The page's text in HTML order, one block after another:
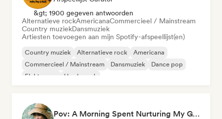
&gt; 1900 gegeven antwoorden
Alternatieve rockAmericanaCommercieel / Mainstream
Country muziekDansmuziek
Artiesten toevoegen aan mijn Spotify-afspeellijst(en)
Country muziek Alternatieve rock
Americana
Commercieel / Mainstream
Dansmuziek
Dance pop
Elektropop
Harde rock
Pov: A Morning Spent Nurturing My Garden